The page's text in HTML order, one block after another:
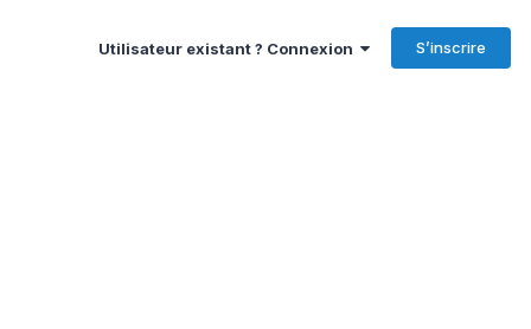
Utilisateur existant ? Connexion S’inscrire